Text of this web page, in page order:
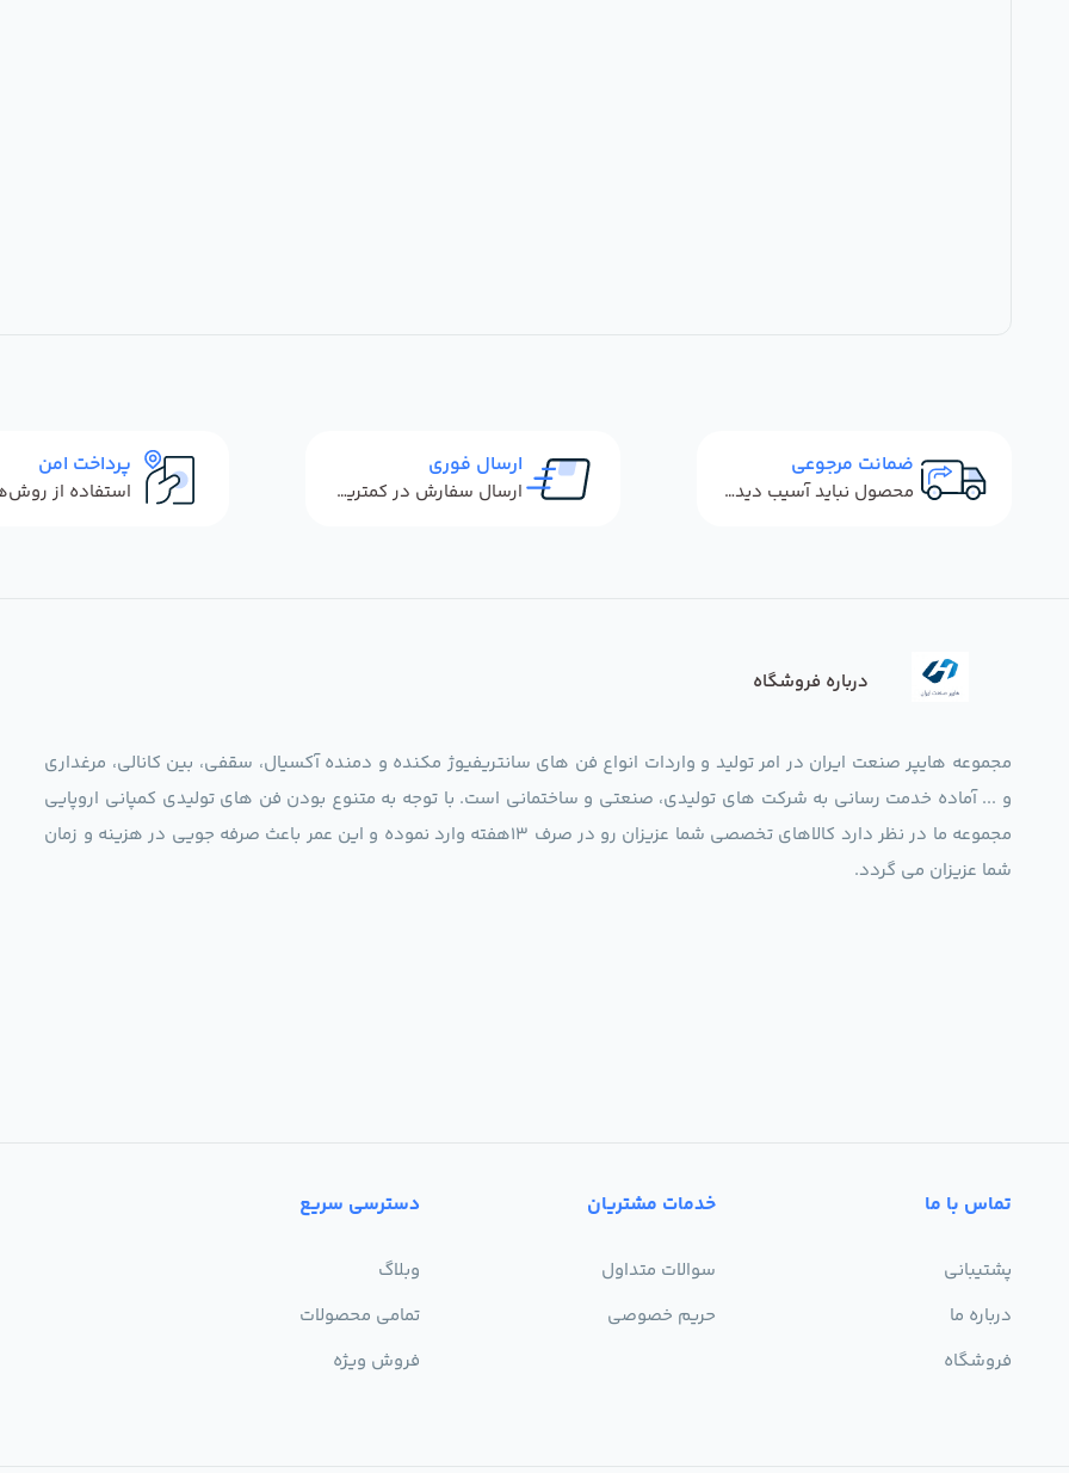
ضمانت مرجوعی
محصول نباید آسیب دیده باشد
ارسال فوری
ارسال سفارش در کمترین زمان ممکن
پرداخت امن
درباره فروشگاه
مجموعه هایپر صنعت ایران در امر تولید و واردات انواع فن های سانتریفیوژ مکنده و دمنده آکسیال، سقفی، بین کانالی، مرغداری
و ... آماده خدمت رسانی به شرکت های تولیدی، صنعتی و ساختمانی است. با توجه به متنوع بودن فن های تولیدی کمپانی اروپایی
مجموعه ما در نظر دارد کالاهای تخصصی شما عزیزان رو در صرف 13هفته وارد نموده و این عمر باعث صرفه جویی در هزینه و زمان
شما عزیزان می گردد.
تماس با ما
پشتیبانی
درباره ما
فروشگاه
خدمات مشتریان
سوالات متداول
حریم خصوصی
دسترسی سریع
وبلاگ
تمامی محصولات
فروش ویژه